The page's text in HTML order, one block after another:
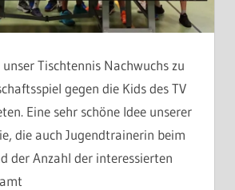
Tischtennis Nachwuchs zu
gegen die Kids des TV
Eine sehr schöne Idee unserer
die auch Jugendtrainerin beim
der Anzahl der interessierten